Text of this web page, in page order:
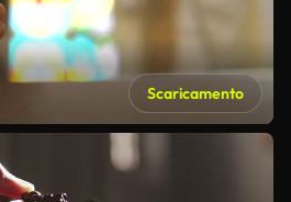
Scaricamento